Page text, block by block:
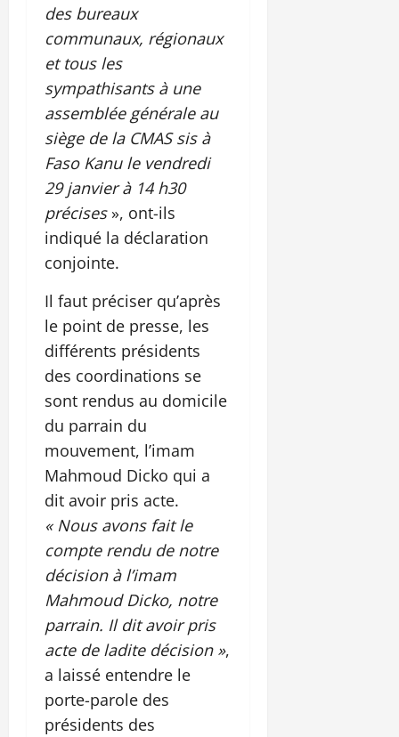
des bureaux
communaux, régionaux
et tous les
sympathisants à une
assemblée générale au
siège de la CMAS sis à
Faso Kanu le vendredi
29 janvier à 14 h30
précises », ont-ils
indiqué la déclaration
conjointe.
Il faut préciser qu’après
le point de presse, les
différents présidents
des coordinations se
sont rendus au domicile
du parrain du
mouvement, l’imam
Mahmoud Dicko qui a
dit avoir pris acte.
« Nous avons fait le
compte rendu de notre
décision à l’imam
Mahmoud Dicko, notre
parrain. Il dit avoir pris
acte de ladite décision »,
a laissé entendre le
porte-parole des
présidents des